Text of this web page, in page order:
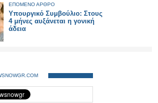
ΕΠΟΜΕΝΟ ΑΡΘΡΟ
Υπουργικό Συμβούλιο: Στους
4 μήνες αυξάνεται η γονική
άδεια